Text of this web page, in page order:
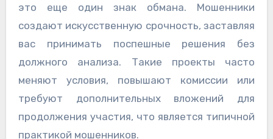
это еще один знак обмана. Мошенники
создают искусственную срочность, заставляя
вас принимать поспешные решения без
должного анализа. Такие проекты часто
меняют условия, повышают комиссии или
требуют дополнительных вложений для
продолжения участия, что является типичной
практикой мошенников.